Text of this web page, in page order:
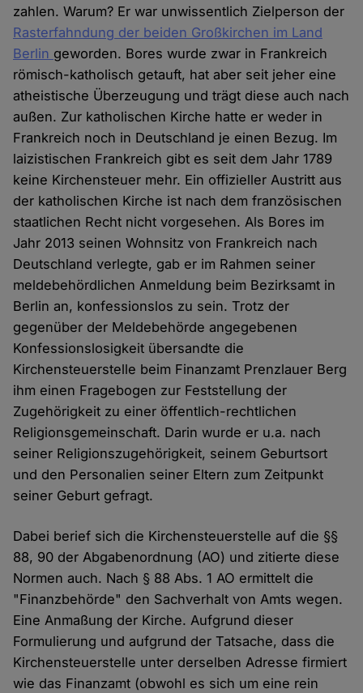
zahlen. Warum? Er war unwissentlich Zielperson der
Rasterfahndung der beiden Großkirchen im Land
Berlin geworden. Bores wurde zwar in Frankreich
römisch-katholisch getauft, hat aber seit jeher eine
atheistische Überzeugung und trägt diese auch nach
außen. Zur katholischen Kirche hatte er weder in
Frankreich noch in Deutschland je einen Bezug. Im
laizistischen Frankreich gibt es seit dem Jahr 1789
keine Kirchensteuer mehr. Ein offizieller Austritt aus
der katholischen Kirche ist nach dem französischen
staatlichen Recht nicht vorgesehen. Als Bores im
Jahr 2013 seinen Wohnsitz von Frankreich nach
Deutschland verlegte, gab er im Rahmen seiner
meldebehördlichen Anmeldung beim Bezirksamt in
Berlin an, konfessionslos zu sein. Trotz der
gegenüber der Meldebehörde angegebenen
Konfessionslosigkeit übersandte die
Kirchensteuerstelle beim Finanzamt Prenzlauer Berg
ihm einen Fragebogen zur Feststellung der
Zugehörigkeit zu einer öffentlich-rechtlichen
Religionsgemeinschaft. Darin wurde er u.a. nach
seiner Religionszugehörigkeit, seinem Geburtsort
und den Personalien seiner Eltern zum Zeitpunkt
seiner Geburt gefragt.
Dabei berief sich die Kirchensteuerstelle auf die §§
88, 90 der Abgabenordnung (AO) und zitierte diese
Normen auch. Nach § 88 Abs. 1 AO ermittelt die
"Finanzbehörde" den Sachverhalt von Amts wegen.
Eine Anmaßung der Kirche. Aufgrund dieser
Formulierung und aufgrund der Tatsache, dass die
Kirchensteuerstelle unter derselben Adresse firmiert
wie das Finanzamt (obwohl es sich um eine rein